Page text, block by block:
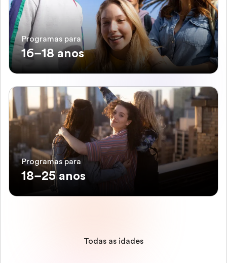
Programas para
16–18 anos
Programas para
18–25 anos
Todas as idades